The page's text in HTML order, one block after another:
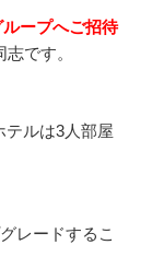
ープへご招待
です。
ルは3人部屋
レードするこ